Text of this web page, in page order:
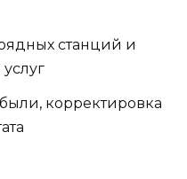
станций и
корректировка